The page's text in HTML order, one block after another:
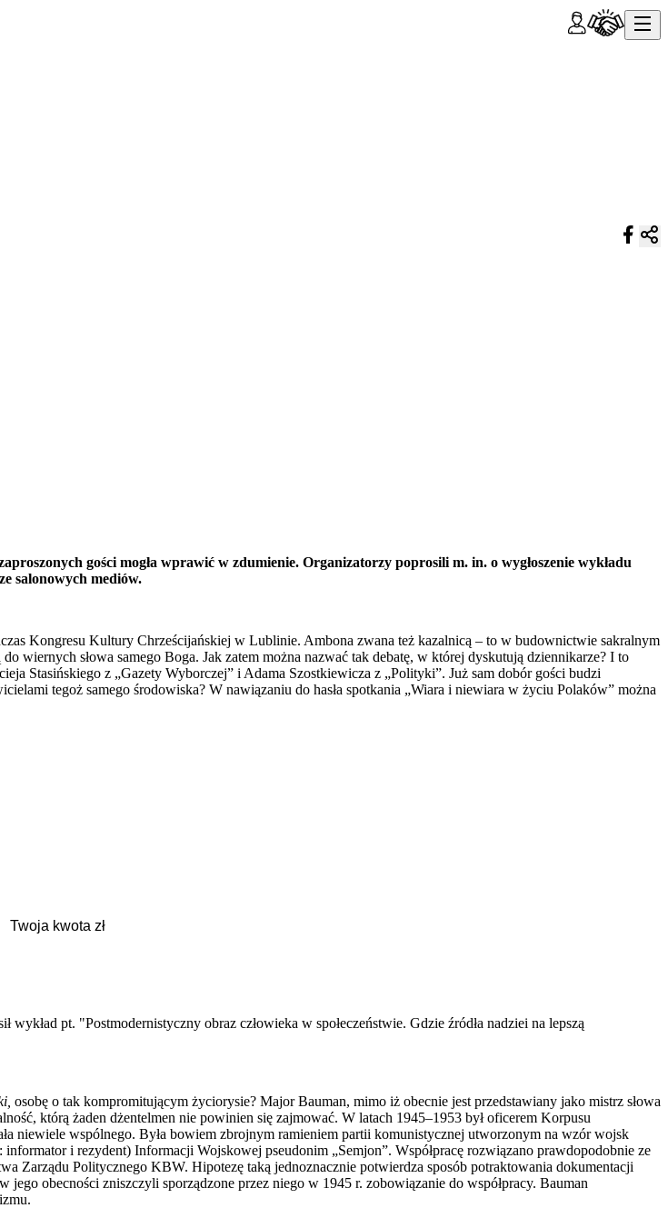
gości mogła wprawić w zdumienie. Organizatorzy poprosili m. in. o wygłoszenie wykładu
salonowych mediów.
Kongresu Kultury Chrześcijańskiej w Lublinie. Ambona zwana też kazalnicą – to w budownictwie sakralnym
wiernych słowa samego Boga. Jak zatem można nazwać tak debatę, w której dyskutują dziennikarze? I to
Stasińskiego z „Gazety Wyborczej” i Adama Szostkiewicza z „Polityki”. Już sam dobór gości budzi
tegoż samego środowiska? W nawiązaniu do hasła spotkania „Wiara i niewiara w życiu Polaków” można
pt. "Postmodernistyczny obraz człowieka w społeczeństwie. Gdzie źródła nadziei na lepszą
osobę o tak kompromitującym życiorysie? Major Bauman, mimo iż obecnie jest przedstawiany jako mistrz słowa
którą żaden dżentelmen nie powinien się zajmować. W latach 1945–1953 był oficerem Korpusu
niewiele wspólnego. Była bowiem zbrojnym ramieniem partii komunistycznej utworzonym na wzór wojsk
i rezydent) Informacji Wojskowej pseudonim „Semjon”. Współpracę rozwiązano prawdopodobnie ze
Zarządu Politycznego KBW. Hipotezę taką jednoznacznie potwierdza sposób potraktowania dokumentacji
obecności zniszczyli sporządzone przez niego w 1945 r. zobowiązanie do współpracy. Bauman